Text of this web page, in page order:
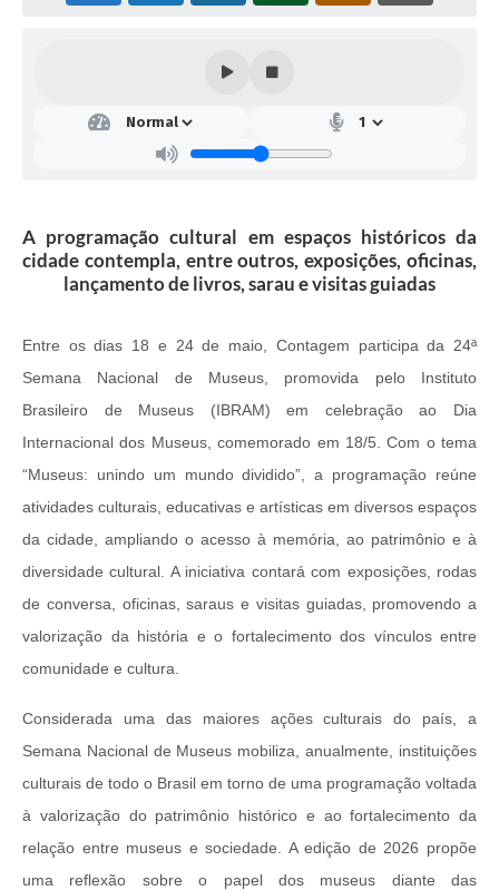
A programação cultural em espaços históricos da
cidade contempla, entre outros, exposições, oficinas,
lançamento de livros, sarau e visitas guiadas
Entre os dias 18 e 24 de maio, Contagem participa da 24ª
Semana Nacional de Museus, promovida pelo Instituto
Brasileiro de Museus (IBRAM) em celebração ao Dia
Internacional dos Museus, comemorado em 18/5. Com o tema
“Museus: unindo um mundo dividido”, a programação reúne
atividades culturais, educativas e artísticas em diversos espaços
da cidade, ampliando o acesso à memória, ao patrimônio e à
diversidade cultural. A iniciativa contará com exposições, rodas
de conversa, oficinas, saraus e visitas guiadas, promovendo a
valorização da história e o fortalecimento dos vínculos entre
comunidade e cultura.
Considerada uma das maiores ações culturais do país, a
Semana Nacional de Museus mobiliza, anualmente, instituições
culturais de todo o Brasil em torno de uma programação voltada
à valorização do patrimônio histórico e ao fortalecimento da
relação entre museus e sociedade. A edição de 2026 propõe
uma reflexão sobre o papel dos museus diante das